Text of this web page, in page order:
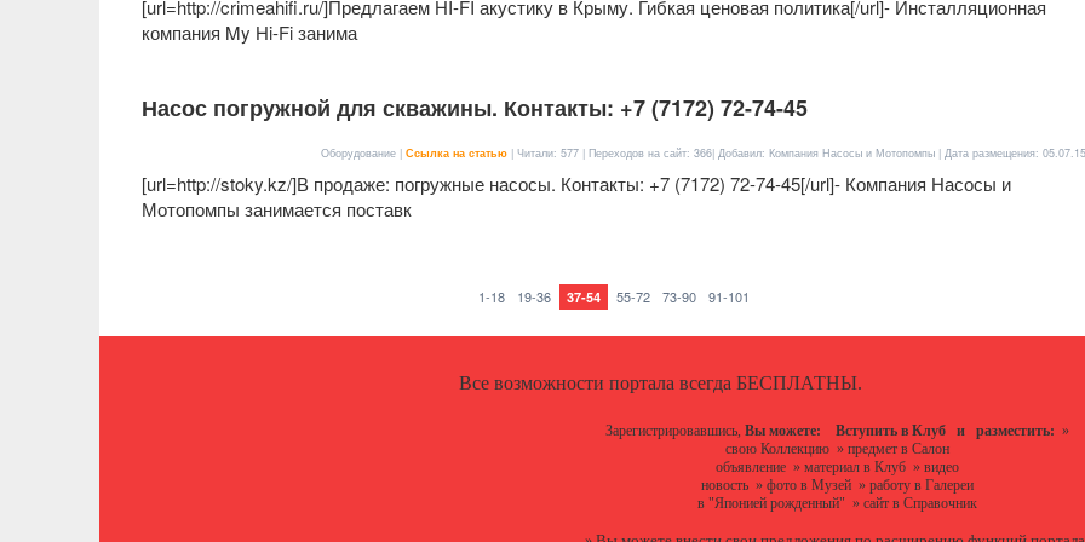
[url=http://crimeahifi.ru/]Предлагаем HI-FI акустику в Крыму. Гибкая ценовая политика[/url]- Инсталляционная
компания My Hi-Fi занима
Насос погружной для скважины. Контакты: +7 (7172) 72-74-45
Оборудование | Ссылка на статью | Читали: 577 | Переходов на сайт: 366| Добавил: Компания Насосы и Мотопомпы | Дата размещения: 05.07.15
[url=http://stoky.kz/]В продаже: погружные насосы. Контакты: +7 (7172) 72-74-45[/url]- Компания Насосы и
Мотопомпы занимается поставк
1-18 19-36 37-54 55-72 73-90 91-101
Все возможности портала всегда БЕСПЛАТНЫ.
Зарегистрировавшись, Вы можете: Вступить в Клуб и разместить: »
свою Коллекцию» предмет в Салон
объявление» материал в Клуб» видео
новость» фото в Музей» работу в Галереи
в "Японией рожденный" » сайт в Справочник